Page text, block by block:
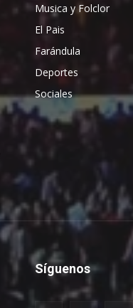
Musica y Folclor
El Pais
Farándula
Deportes
Sociales
Síguenos